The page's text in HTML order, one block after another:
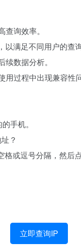
询效率。
满足不同用户的查询
数据分析。
过程中出现兼容性问
手机。
？
或逗号分隔，然后
立即查询IP